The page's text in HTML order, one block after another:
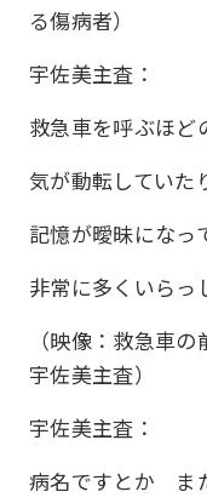
る傷病者）
宇佐美主査：
救急車を呼ぶほど
気が動転していた
記憶が曖昧になっ
非常に多くいらっ
（映像：救急車
宇佐美主査）
宇佐美主査：
病名ですとか ま